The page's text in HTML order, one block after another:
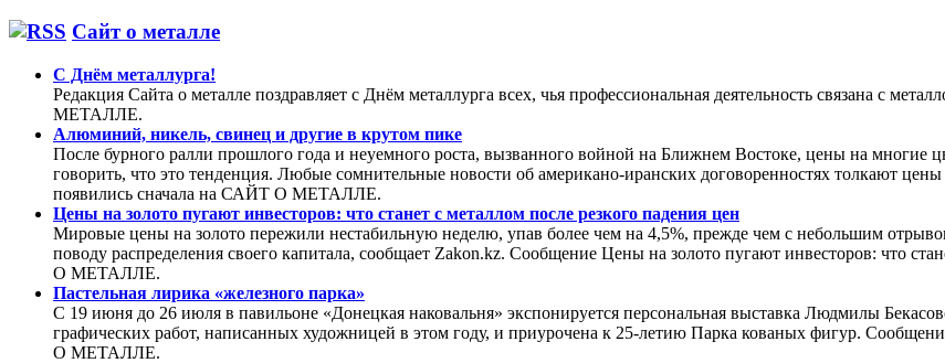
Сайт о металле
С Днём металлурга!
Редакция Сайта о металле поздравляет с Днём металлурга всех, чья профессиональная деятельность связана с
МЕТАЛЛЕ.
Алюминий, никель, свинец и другие в крутом пике
После бурного ралли прошлого года и неуемного роста, вызванного войной на Ближнем Востоке, цены на многие
говорить, что это тенденция. Любые сомнительные новости об американо-иранских договоренностях толкают
появились сначала на САЙТ О МЕТАЛЛЕ.
Цены на золото пугают инвесторов: что станет с металлом после резкого падения цен
Мировые цены на золото пережили нестабильную неделю, упав более чем на 4,5%, прежде чем с небольшим
поводу распределения своего капитала, сообщает Zakon.kz. Сообщение Цены на золото пугают инвесторов: что
О МЕТАЛЛЕ.
Пастельная лирика «железного парка»
С 19 июня до 26 июля в павильоне «Донецкая наковальня» экспонируется персональная выставка Людмилы
графических работ, написанных художницей в этом году, и приурочена к 25-летию Парка кованых фигур.
О МЕТАЛЛЕ.